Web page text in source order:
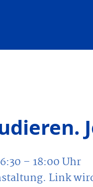
Hamburg
– 18:00Uhr
Link